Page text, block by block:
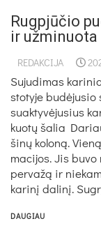
Rugpjūčio
ir užminuota
REDAKCIJA
Su­ju­di­mas
sto­ty­je
suak­tyvė­ju­sius
kuotų ša­lia
šinų ko­loną.
ma­ci­jos. Jis
per­važą ir
ka­rinį da­linį.
DAUGIAU